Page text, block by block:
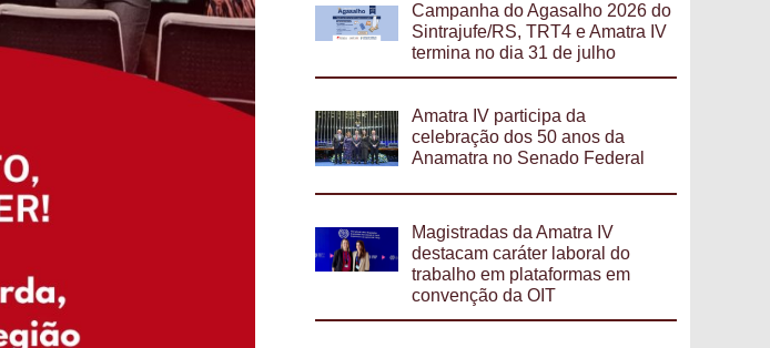
Campanha do Agasalho 2026 do
Sintrajufe/RS, TRT4 e Amatra IV
termina no dia 31 de julho
Amatra IV participa da
celebração dos 50 anos da
Anamatra no Senado Federal
Magistradas da Amatra IV
destacam caráter laboral do
trabalho em plataformas em
convenção da OIT